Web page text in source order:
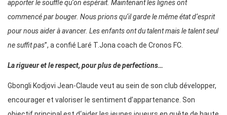
apporter le souffle qu‘on espérait. Maintenant les lignes ont
commencé par bouger. Nous prions qu‘il garde le même état d‘esprit
pour nous aider à avancer. Les enfants ont du talent mais le talent seul
ne suffit pas’’, a confié Laré T.Jona coach de Cronos FC.
La rigueur et le respect, pour plus de perfections…
Gbongli Kodjovi Jean-Claude veut au sein de son club développer,
encourager et valoriser le sentiment d’appartenance. Son